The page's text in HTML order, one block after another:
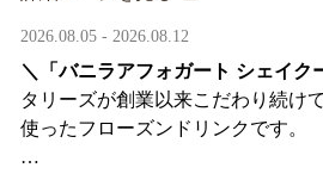
2026.08.05 - 2026.08.12
＼「バニラアフォガート シェイク
タリーズが創業以来こだわり続け
使ったフローズンドリンクです。